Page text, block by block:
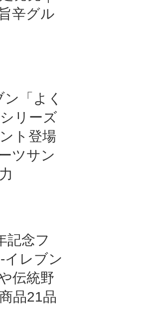
辛グル
「よく
リーズ
ト登場
ツサン
記念フ
イレブン
伝統野
品21品